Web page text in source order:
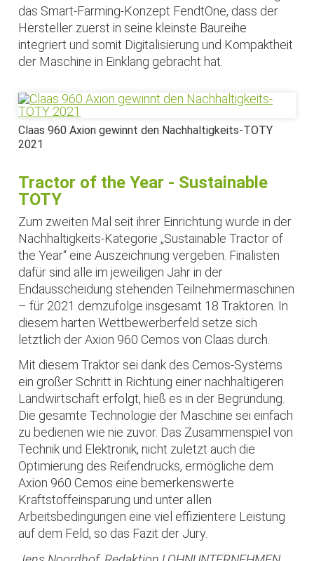
das Smart-Farming-Konzept FendtOne, dass der
Hersteller zuerst in seine kleinste Baureihe
integriert und somit Digitalisierung und Kompaktheit
der Maschine in Einklang gebracht hat.
Claas 960 Axion gewinnt den Nachhaltigkeits-TOTY
2021
Tractor of the Year - Sustainable
TOTY
Zum zweiten Mal seit ihrer Einrichtung wurde in der
Nachhaltigkeits-Kategorie „Sustainable Tractor of
the Year“ eine Auszeichnung vergeben. Finalisten
dafür sind alle im jeweiligen Jahr in der
Endausscheidung stehenden Teilnehmermaschinen
– für 2021 demzufolge insgesamt 18 Traktoren. In
diesem harten Wettbewerberfeld setze sich
letztlich der Axion 960 Cemos von Claas durch.
Mit diesem Traktor sei dank des Cemos-Systems
ein großer Schritt in Richtung einer nachhaltigeren
Landwirtschaft erfolgt, hieß es in der Begründung.
Die gesamte Technologie der Maschine sei einfach
zu bedienen wie nie zuvor. Das Zusammenspiel von
Technik und Elektronik, nicht zuletzt auch die
Optimierung des Reifendrucks, ermögliche dem
Axion 960 Cemos eine bemerkenswerte
Kraftstoffeinsparung und unter allen
Arbeitsbedingungen eine viel effizientere Leistung
auf dem Feld, so das Fazit der Jury.